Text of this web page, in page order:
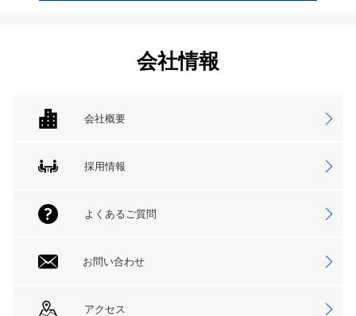
会社情報
会社概要
採用情報
よくあるご質問
お問い合わせ
アクセス